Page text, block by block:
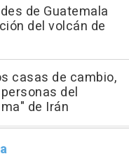
de Guatemala
del volcán de
casas de cambio,
del
de Irán